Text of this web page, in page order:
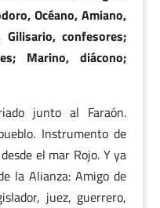
Océano, Amiano,
Gilisario, confesores;
Marino, diácono;
junto al Faraón.
Instrumento de
el mar Rojo. Y ya
la Alianza: Amigo de
juez, guerrero,